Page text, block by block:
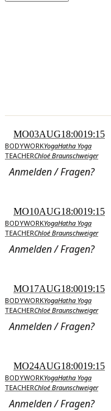
MO03AUG18:0019:15
BODYWORKYogaHatha Yoga
TEACHERChloé Braunschweiger
Anmelden / Fragen?
MO10AUG18:0019:15
BODYWORKYogaHatha Yoga
TEACHERChloé Braunschweiger
Anmelden / Fragen?
MO17AUG18:0019:15
BODYWORKYogaHatha Yoga
TEACHERChloé Braunschweiger
Anmelden / Fragen?
MO24AUG18:0019:15
BODYWORKYogaHatha Yoga
TEACHERChloé Braunschweiger
Anmelden / Fragen?